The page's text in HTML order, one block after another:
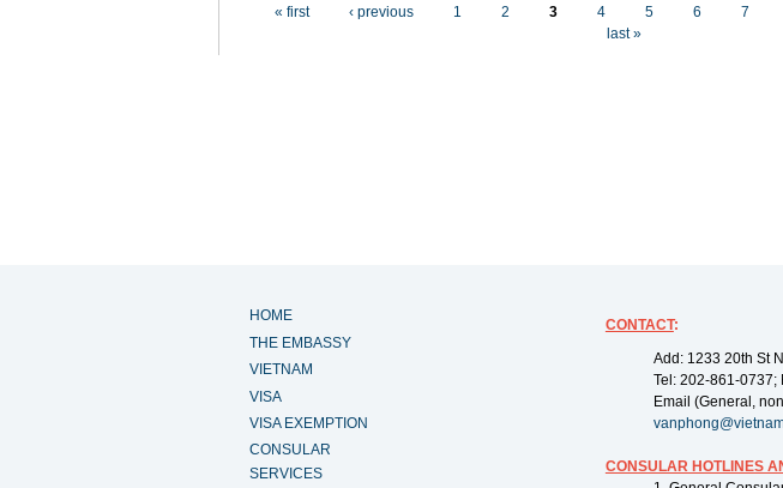
« first ‹ previous 1 2 3 4 5 6 7
last »
HOME
THE EMBASSY
VIETNAM
VISA
VISA EXEMPTION
CONSULAR
SERVICES
CONTACT:
Add: 1233 20th St
Tel: 202-861-0737;
Email (General,
CONSULAR HOTLINES